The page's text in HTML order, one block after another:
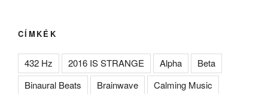
CÍMKÉK
432 Hz 2016 IS STRANGE Alpha
Beta
Binaural Beats
Brainwave
Calming Music